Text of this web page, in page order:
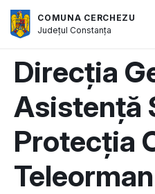
COMUNA CERCHEZU
JudețulConstanța
Direcția
Asistență
Protecția
Teleorman